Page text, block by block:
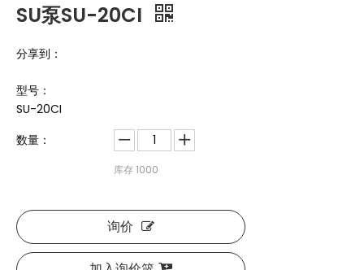
SU泵SU-20CI
分享到：
型号：
SU-20CI
数量：
库存1000
询价